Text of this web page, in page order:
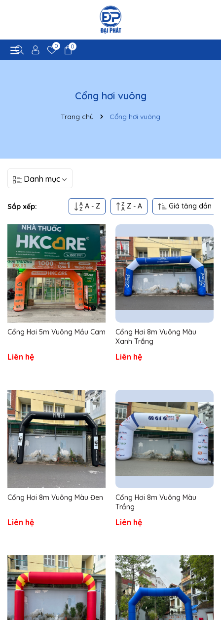
0 0
Cổng hơi vuông
Trang chủ Cổng hơi vuông
Danh mục
Sắp xếp: A - Z Z - A Giá tăng dần
Cổng Hơi 5m Vuông Mầu Cam
Liên hệ
Cổng Hơi 8m Vuông Màu
Xanh Trắng
Liên hệ
Cổng Hơi 8m Vuông Màu Đen
Liên hệ
Cổng Hơi 8m Vuông Màu
Trắng
Liên hệ